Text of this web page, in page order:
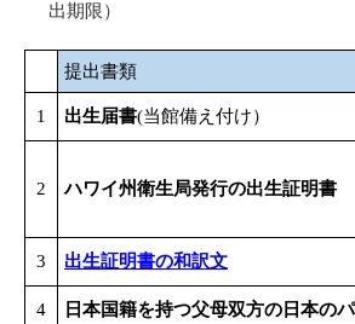
出期限）
提出書類
1 出生届書(当館備え付け）
2 ハワイ州衛生局発行の出生証明書
3 出生証明書の和訳文
4 日本国籍を持つ父母双方の日本の